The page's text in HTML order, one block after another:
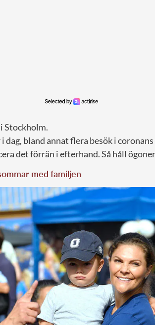
Stockholm.
dag, bland annat flera besök i
det förrän i efterhand. Så håll
med familjen